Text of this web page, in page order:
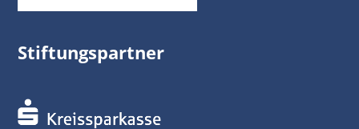
Stiftungspartner